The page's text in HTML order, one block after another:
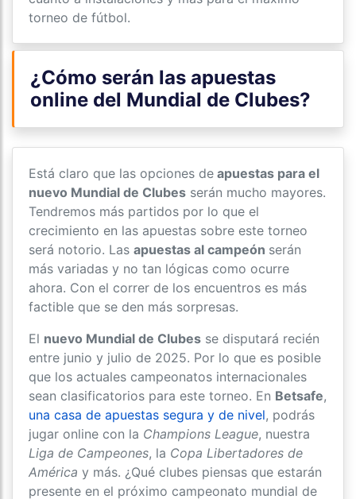
torneo de fútbol.
¿Cómo serán las apuestas
online del Mundial de Clubes?
Está claro que las opciones de apuestas para el
nuevo Mundial de Clubes serán mucho mayores.
Tendremos más partidos por lo que el
crecimiento en las apuestas sobre este torneo
será notorio. Las apuestas al campeón serán
más variadas y no tan lógicas como ocurre
ahora. Con el correr de los encuentros es más
factible que se den más sorpresas.
El nuevo Mundial de Clubes se disputará recién
entre junio y julio de 2025. Por lo que es posible
que los actuales campeonatos internacionales
sean clasificatorios para este torneo. En Betsafe,
una casa de apuestas segura y de nivel, podrás
jugar online con la Champions League, nuestra
Liga de Campeones, la Copa Libertadores de
América y más. ¿Qué clubes piensas que estarán
presente en el próximo campeonato mundial de